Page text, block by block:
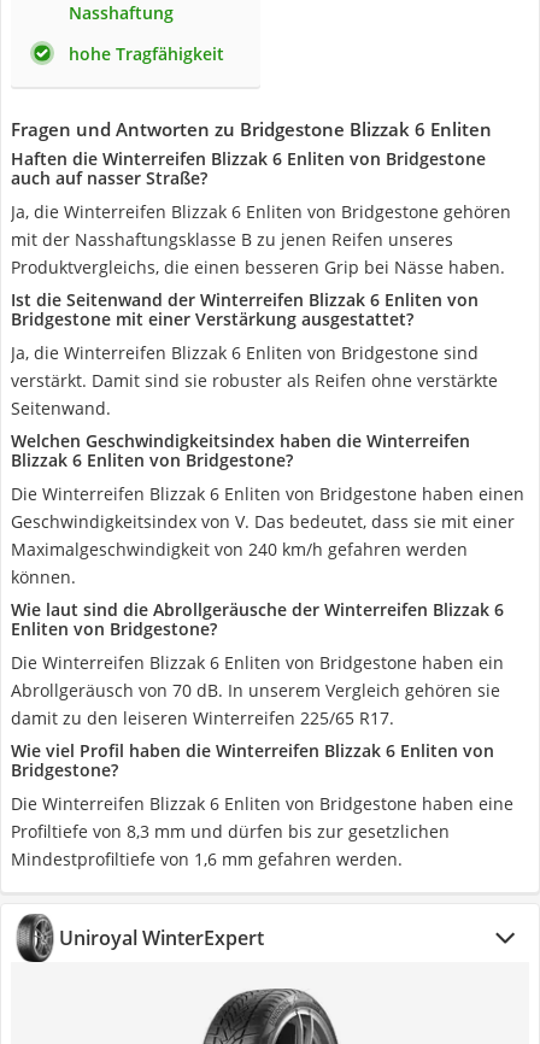
Nasshaftung
hohe Tragfähigkeit
Fragen und Antworten zu Bridgestone Blizzak 6 Enliten
Haften die Winterreifen Blizzak 6 Enliten von Bridgestone
auch auf nasser Straße?
Ja, die Winterreifen Blizzak 6 Enliten von Bridgestone gehören
mit der Nasshaftungsklasse B zu jenen Reifen unseres
Produktvergleichs, die einen besseren Grip bei Nässe haben.
Ist die Seitenwand der Winterreifen Blizzak 6 Enliten von
Bridgestone mit einer Verstärkung ausgestattet?
Ja, die Winterreifen Blizzak 6 Enliten von Bridgestone sind
verstärkt. Damit sind sie robuster als Reifen ohne verstärkte
Seitenwand.
Welchen Geschwindigkeitsindex haben die Winterreifen
Blizzak 6 Enliten von Bridgestone?
Die Winterreifen Blizzak 6 Enliten von Bridgestone haben einen
Geschwindigkeitsindex von V. Das bedeutet, dass sie mit einer
Maximalgeschwindigkeit von 240 km/h gefahren werden
können.
Wie laut sind die Abrollgeräusche der Winterreifen Blizzak 6
Enliten von Bridgestone?
Die Winterreifen Blizzak 6 Enliten von Bridgestone haben ein
Abrollgeräusch von 70 dB. In unserem Vergleich gehören sie
damit zu den leiseren Winterreifen 225/65 R17.
Wie viel Profil haben die Winterreifen Blizzak 6 Enliten von
Bridgestone?
Die Winterreifen Blizzak 6 Enliten von Bridgestone haben eine
Profiltiefe von 8,3 mm und dürfen bis zur gesetzlichen
Mindestprofiltiefe von 1,6 mm gefahren werden.
Uniroyal WinterExpert